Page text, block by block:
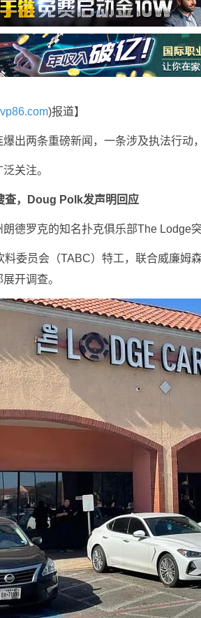
)报道】
出两条重磅新闻，一条涉及执法行动
关注。
查，Doug Polk发声明回应
朗德罗克的知名扑克俱乐部The Lodge突
委员会（TABC）特工，联合威廉姆
开调查。